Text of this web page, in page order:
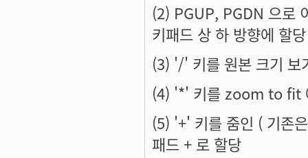
(2) PGUP, PGDN 으로
키패드 상 하 방향에 할
(3) '/' 키를 원본 크기 보
(4) '*' 키를 zoom to fit
(5) '+' 키를 줌인 ( 기존
패드 + 로 할당